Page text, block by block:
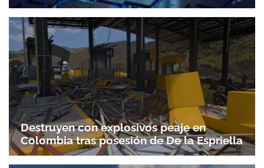
Destruyen con explosivos peaje en
Colombia tras posesión de De la Espriella